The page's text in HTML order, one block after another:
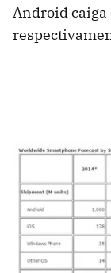
Android caiga